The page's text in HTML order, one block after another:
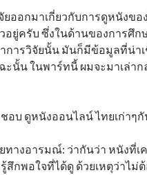
ยออกมาเกี่ยวกับการดูหนังขอ
อยู่ครับ ซึ่งในด้านของการศึก
การวิจัยนั้น มันก็มีข้อมูลที่น่า
ะนั้น ในพาร์ทนี้ ผมจะมาเล่าก
อบ ดูหนังออนไลน์ ไทยเก่าๆ
ทางอารมณ์: ว่ากันว่า หนังที่เ
สึกพอใจที่ได้ดู ด้วยเหตุว่าไม่